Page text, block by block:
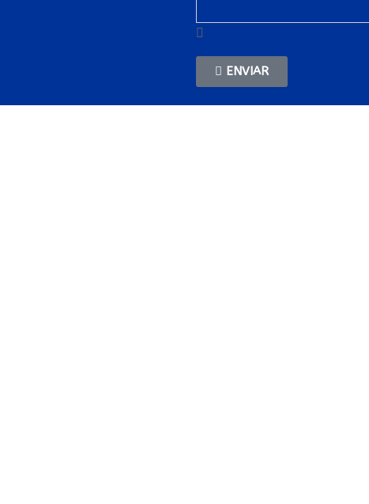
ENVIAR